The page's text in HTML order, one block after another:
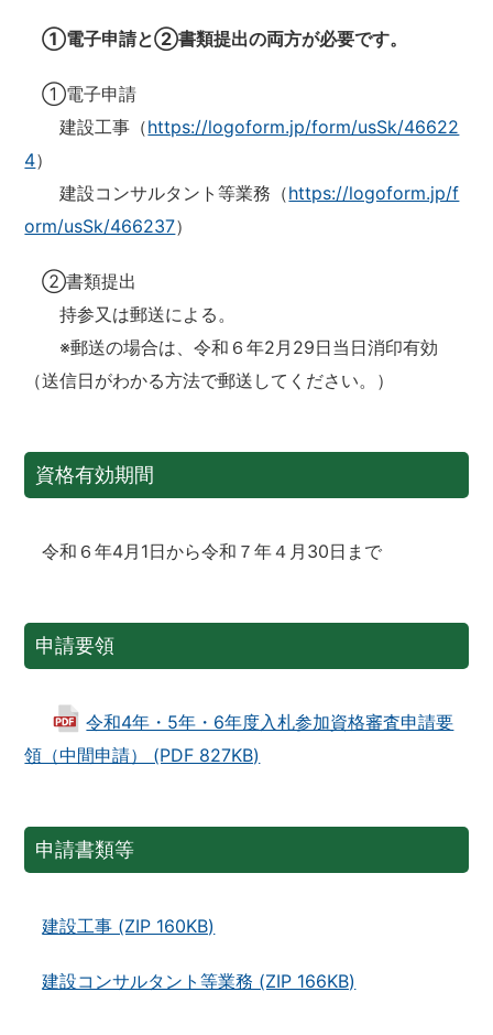
①電子申請と②書類提出の両方が必要です。
①電子申請
建設工事（https://logoform.jp/form/usSk/46622
4）
建設コンサルタント等業務（https://logoform.jp/f
orm/usSk/466237）
②書類提出
持参又は郵送による。
※郵送の場合は、令和６年2月29日当日消印有効
（送信日がわかる方法で郵送してください。）
資格有効期間
令和６年4月1日から令和７年４月30日まで
申請要領
令和4年・5年・6年度入札参加資格審査申請要
領（中間申請） (PDF 827KB)
申請書類等
建設工事 (ZIP 160KB)
建設コンサルタント等業務 (ZIP 166KB)